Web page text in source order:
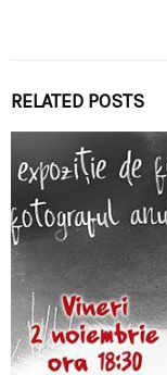
RELATED POSTS